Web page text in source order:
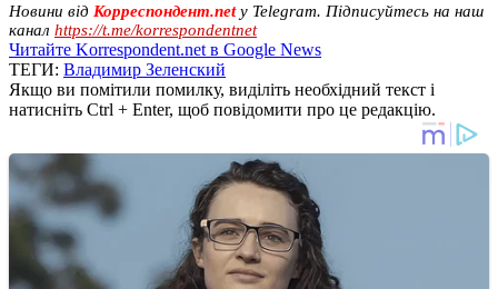
Новини від Корреспондент.netу Telegram. Підписуйтесь на наш
канал https://t.me/korrespondentnet
Читайте Korrespondent.net в Google News
ТЕГИ: Владимир Зеленский
Якщо ви помітили помилку, виділіть необхідний текст і
натисніть Ctrl + Enter, щоб повідомити про це редакцію.